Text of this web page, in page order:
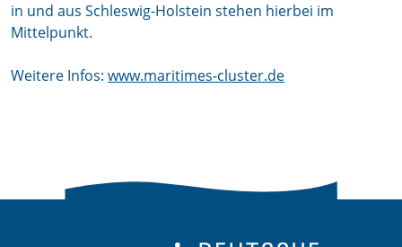
in und aus Schleswig-Holstein stehen hierbei im
Mittelpunkt.
Weitere Infos: www.maritimes-cluster.de